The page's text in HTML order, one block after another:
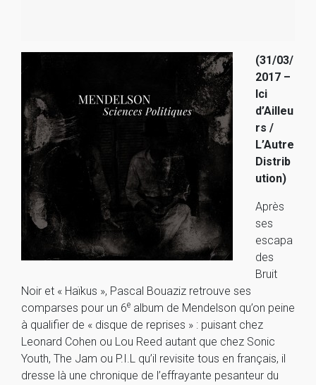
(31/03/
2017 –
Ici
d’Ailleu
rs /
L’Autre
Distrib
ution)
Après
ses
escapa
des
Bruit
Noir et « Haïkus », Pascal Bouaziz retrouve ses
comparses pour un 6e album de Mendelson qu’on peine
à qualifier de « disque de reprises » : puisant chez
Leonard Cohen ou Lou Reed autant que chez Sonic
Youth, The Jam ou P.I.L qu’il revisite tous en français, il
dresse là une chronique de l’effrayante pesanteur du